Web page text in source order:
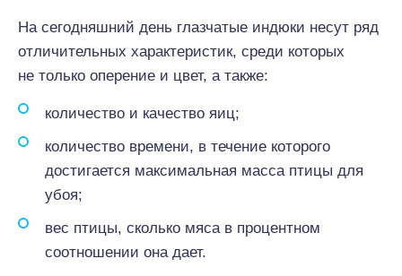
На сегодняшний день глазчатые индюки несут ряд
отличительных характеристик, среди которых
не только оперение и цвет, а также:
количество и качество яиц;
количество времени, в течение которого
достигается максимальная масса птицы для
убоя;
вес птицы, сколько мяса в процентном
соотношении она дает.